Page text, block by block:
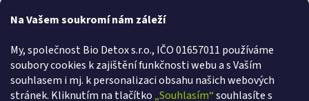
Na Vašem soukromí nám záleží
My, společnost Bio Detox s.r.o., IČO 01657011 používáme
soubory cookies k zajištění funkčnosti webu a s Vaším
souhlasem i mj. k personalizaci obsahu našich webových
stránek. Kliknutím na tlačítko „Souhlasím“souhlasíte s